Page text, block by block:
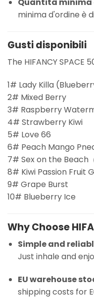
minima d'ordine è
Gusti disponibili
The HIFANCY SPACE
1# Lady Killa
2# Mixed Berry
3# Raspberry
4# Strawberry Kiwi
5# Love 66
6# Peach Mango
7# Sex on the Beach
8# Kiwi Passion Fruit
9# Grape Burst
10# Blueberry Ice
Why Choose
Simple and
Just inhale and
EU warehouse
shipping costs for